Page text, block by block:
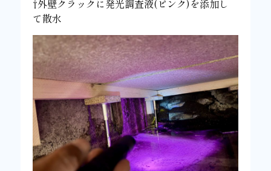
⇧外壁クラックに発光調査液(ピンク)を添加し
て散水